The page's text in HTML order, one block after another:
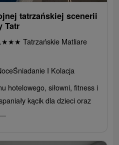
tatrzańskiej scenerii
Tatr
★★★ Tatrzańskie Matliare
Śniadanie I Kolacja
hotelowego, siłowni, fitness i
kącik dla dzieci oraz